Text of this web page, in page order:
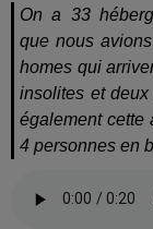
On a 33
que nous
homes qui
insolites et
également cette
4 personnes en